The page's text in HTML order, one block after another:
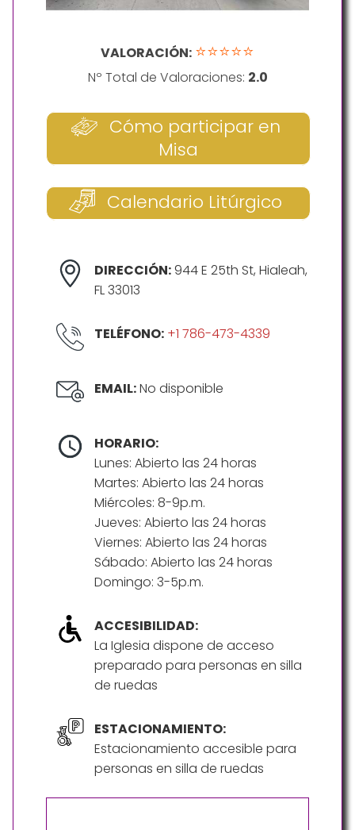
VALORACIÓN: ⭐⭐⭐⭐⭐
Nº Total de Valoraciones: 2.0
Cómo participar en
Misa
Calendario Litúrgico
DIRECCIÓN:944 E 25th St, Hialeah,
FL 33013
TELÉFONO: +1 786-473-4339
EMAIL:No disponible
HORARIO:
Lunes: Abierto las 24 horas
Martes: Abierto las 24 horas
Miércoles: 8-9p.m.
Jueves: Abierto las 24 horas
Viernes: Abierto las 24 horas
Sábado: Abierto las 24 horas
Domingo: 3-5p.m.
ACCESIBILIDAD:
La Iglesia dispone de acceso
preparado para personas en silla
de ruedas
ESTACIONAMIENTO:
Estacionamiento accesible para
personas en silla de ruedas